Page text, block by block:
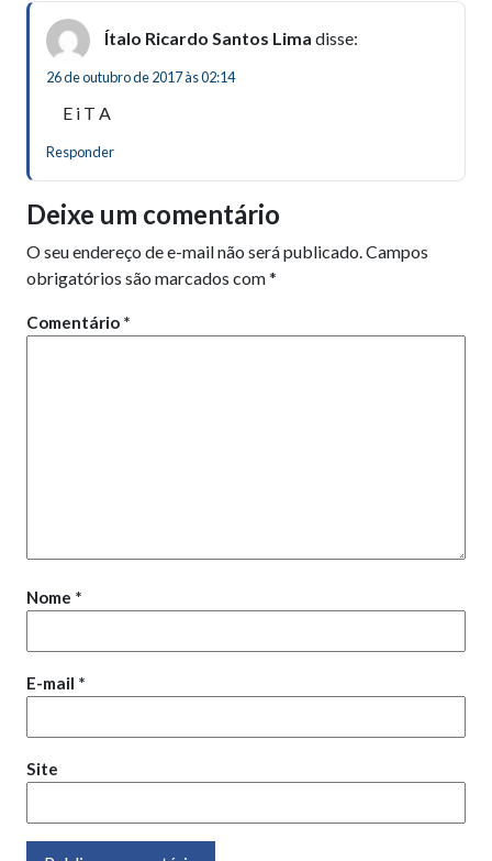
Ítalo Ricardo Santos Lima disse:
26 de outubro de 2017 às 02:14
E i T A
Responder
Deixe um comentário
O seu endereço de e-mail não será publicado.Campos
obrigatórios são marcados com*
Comentário *
Nome *
E-mail *
Site